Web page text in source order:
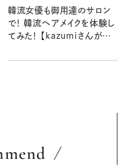
韓流女優も御用達のサロン
で！ 韓流ヘアメイクを体験し
てみた！ 【kazumiさんが学